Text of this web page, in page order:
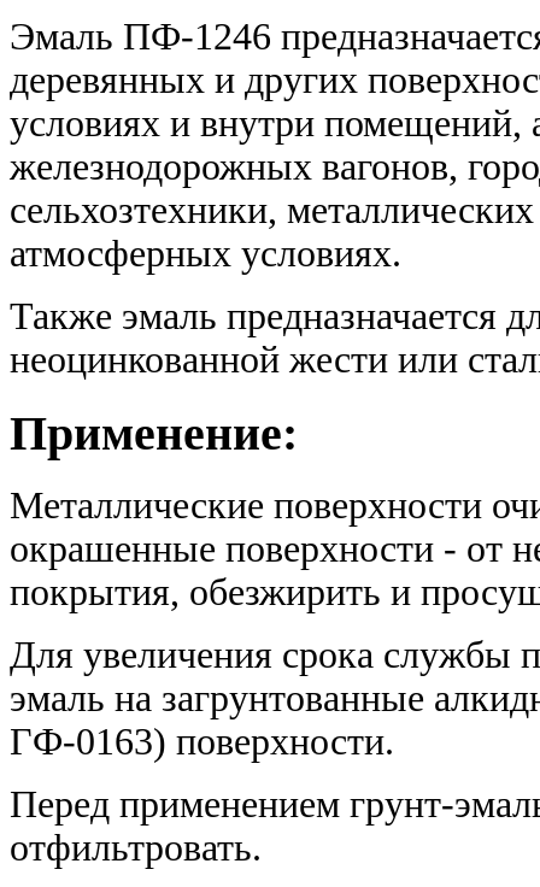
Эмаль ПФ-1246
деревянных и других
условиях и внутри помещений,
железнодорожных вагонов,
сельхозтехники,
атмосферных условиях.
Также эмаль предназначается
неоцинкованной жести или
Применение:
Металлические поверхности
окрашенные поверхности - от
покрытия, обезжирить и
Для увеличения срока службы
эмаль на загрунтованные
ГФ-0163) поверхности.
Перед применением грунт-
отфильтровать.